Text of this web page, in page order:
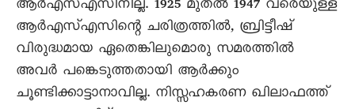
ആർഎസ്എസിനില്ല. 1925 മുതൽ 1947 വരെയുള്ള
ആർഎസ്എസിന്റെ ചരിത്രത്തിൽ, ബ്രിട്ടീഷ്
വിരുദ്ധമായ ഏതെങ്കിലുമൊരു സമരത്തിൽ
അവർ പങ്കെടുത്തതായി ആർക്കും
ചൂണ്ടിക്കാട്ടാനാവില്ല. നിസ്സഹകരണ ഖിലാഫത്ത്